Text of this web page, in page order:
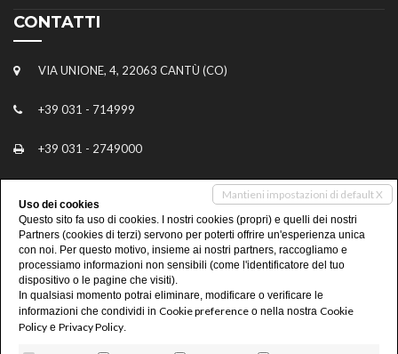
CONTATTI
VIA UNIONE, 4, 22063 CANTÙ (CO)
+39 031 - 714999
+39 031 - 2749000
INFO@STUDIOIMMOBILIAREGALLIANO.IT
FABRIZIO@STUDIOIMMOBILIAREGALLIANO.IT
FABRIZIO.PUGLIA@IAD-ITALIA.IT
Mantieni impostazioni di default X
Uso dei cookies
Questo sito fa uso di cookies. I nostri cookies (propri) e quelli dei nostri
Partners (cookies di terzi) servono per poterti offrire un'esperienza unica
con noi. Per questo motivo, insieme ai nostri partners, raccogliamo e
processiamo informazioni non sensibili (come l'identificatore del tuo
dispositivo o le pagine che visiti).
In qualsiasi momento potrai eliminare, modificare o verificare le
informazioni che condividi in Cookie preference o nella nostra Cookie
Policy e Privacy Policy.